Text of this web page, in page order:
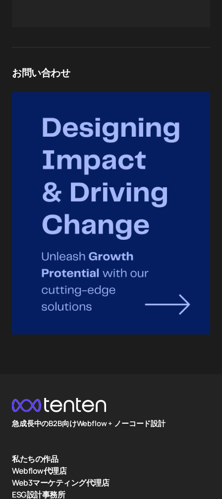
お問い合わせ
急成長中のB2B向けWebflow + ノーコード設計
私たちの作品
Webflow代理店
Web3マーケティング代理店
ESG設計事務所